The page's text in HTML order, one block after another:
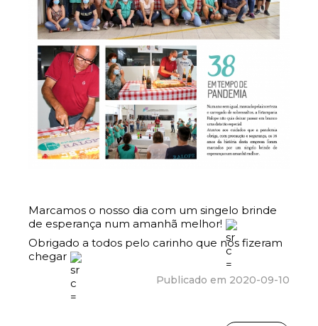
Marcamos o nosso dia com um singelo brinde
de esperança num amanhã melhor!
Obrigado a todos pelo carinho que nos fizeram
chegar
Publicado em 2020-09-10